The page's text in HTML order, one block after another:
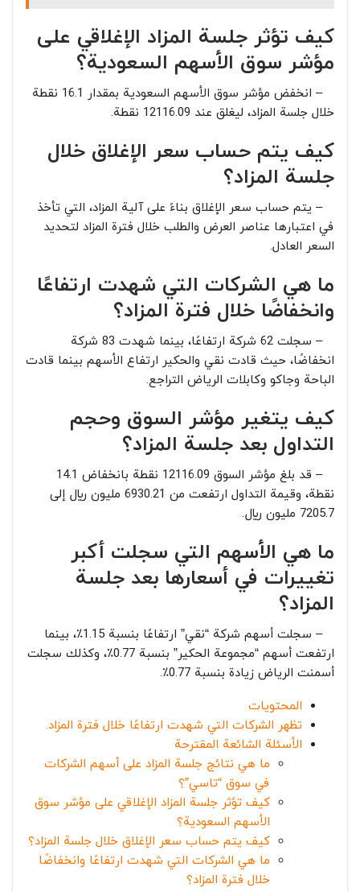
كيف تؤثر جلسة المزاد الإغلاقي على
مؤشر سوق الأسهم السعودية؟
– انخفض مؤشر سوق الأسهم السعودية بمقدار 16.1 نقطة
خلال جلسة المزاد، ليغلق عند 12116.09 نقطة.
كيف يتم حساب سعر الإغلاق خلال
جلسة المزاد؟
– يتم حساب سعر الإغلاق بناءً على آلية المزاد، التي تأخذ
في اعتبارها عناصر العرض والطلب خلال فترة المزاد لتحديد
السعر العادل.
ما هي الشركات التي شهدت ارتفاعًا
وانخفاضًا خلال فترة المزاد؟
– سجلت 62 شركة ارتفاعًا، بينما شهدت 83 شركة
انخفاضًا، حيث قادت نقي والحكير ارتفاع الأسهم بينما قادت
الباحة وجاكو وكابلات الرياض التراجع.
كيف يتغير مؤشر السوق وحجم
التداول بعد جلسة المزاد؟
– قد بلغ مؤشر السوق 12116.09 نقطة بانخفاض 14.1
نقطة، وقيمة التداول ارتفعت من 6930.21 مليون ريال إلى
7205.7 مليون ريال.
ما هي الأسهم التي سجلت أكبر
تغييرات في أسعارها بعد جلسة
المزاد؟
– سجلت أسهم شركة “نقي” ارتفاعًا بنسبة 1.15٪، بينما
ارتفعت أسهم “مجموعة الحكير” بنسبة 0.77٪، وكذلك سجلت
أسمنت الرياض زيادة بنسبة 0.77٪.
المحتويات
تظهر الشركات التي شهدت ارتفاعًا خلال فترة المزاد.
الأسئلة الشائعة المقترحة
ما هي نتائج جلسة المزاد على أسهم الشركات
في سوق “تاسي”؟
كيف تؤثر جلسة المزاد الإغلاقي على مؤشر سوق
الأسهم السعودية؟
كيف يتم حساب سعر الإغلاق خلال جلسة المزاد؟
ما هي الشركات التي شهدت ارتفاعًا وانخفاضًا
خلال فترة المزاد؟